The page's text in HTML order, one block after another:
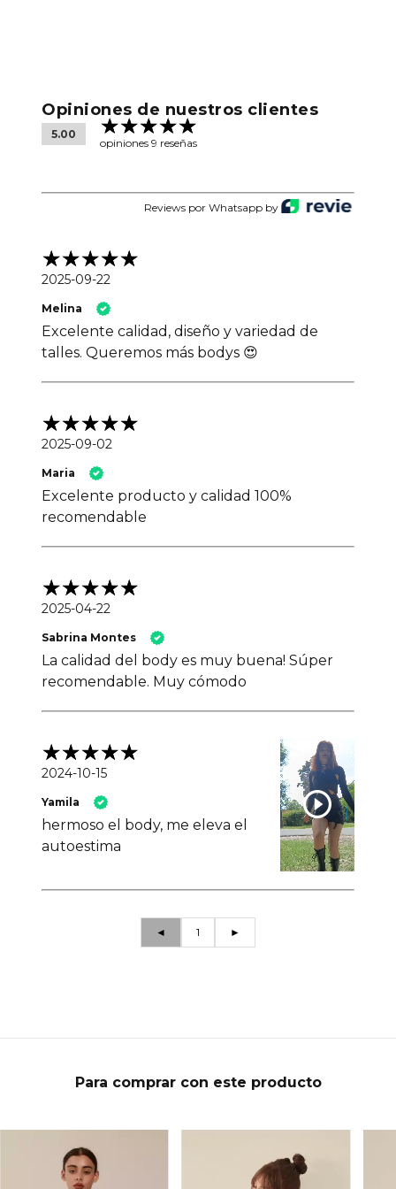
Opiniones de nuestros clientes
5.00
opiniones 9 reseñas
Reviews por Whatsapp by
2025-09-22
Melina
Excelente calidad, diseño y variedad de
talles. Queremos más bodys 😍
2025-09-02
Maria
Excelente producto y calidad 100%
recomendable
2025-04-22
Sabrina Montes
La calidad del body es muy buena! Súper
recomendable. Muy cómodo
2024-10-15
Yamila
hermoso el body, me eleva el
autoestima
◄ 1 ►
Para comprar con este producto